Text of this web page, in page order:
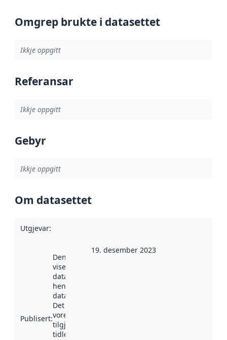
Omgrep brukte i datasettet
Ikkje oppgitt
Referansar
Ikkje oppgitt
Gebyr
Ikkje oppgitt
Om datasettet
Utgjevar:
Publisert:
Denne datoen
viser når
datasettet vart
henta inn av
data.norge.no.
Det kan ha
vore
tilgjengeleg
tidlegare
19. desember 2023